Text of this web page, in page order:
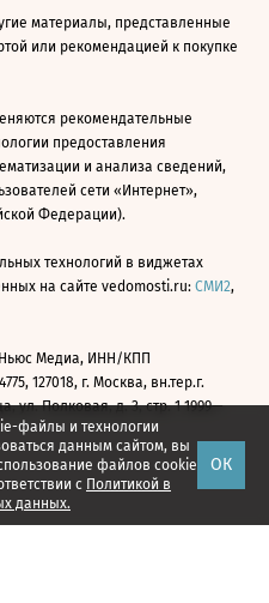
файлы и технологии
данным сайтом, вы
файлов cookie
с Политикой в
данных.
ОК
материалы, представленные
или рекомендацией к покупке
рекомендательные
предоставления
и анализа сведений,
сети «Интернет»,
Федерации).
технологий в виджетах
на сайте vedomosti.ru: СМИ2,
Медиа, ИНН/КПП
127018, г. Москва, вн.тер.г.
ул. Полковая, д. 3, стр. 1 1999—